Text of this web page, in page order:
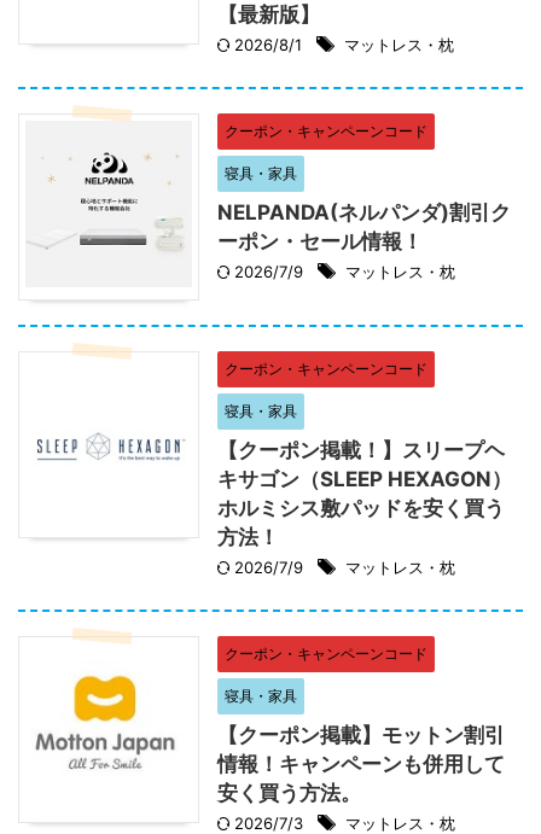
【最新版】
2026/8/1 マットレス・枕
クーポン・キャンペーンコード
寝具・家具
NELPANDA(ネルパンダ)割引ク
ーポン・セール情報！
2026/7/9 マットレス・枕
クーポン・キャンペーンコード
寝具・家具
【クーポン掲載！】スリープヘ
キサゴン（SLEEP HEXAGON）
ホルミシス敷パッドを安く買う
方法！
2026/7/9 マットレス・枕
クーポン・キャンペーンコード
寝具・家具
【クーポン掲載】モットン割引
情報！キャンペーンも併用して
安く買う方法。
2026/7/3 マットレス・枕